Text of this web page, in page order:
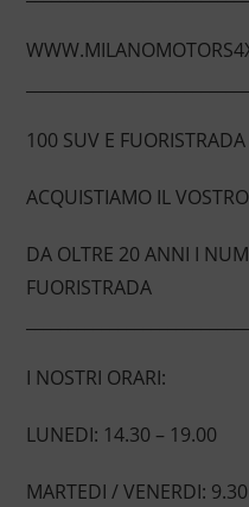
100 SUV E
ACQUISTIAMO IL
DA OLTRE 20 ANNI I
FUORISTRADA
I NOSTRI ORARI:
LUNEDI: 14.30 – 19.00
MARTEDI / VENERDI: